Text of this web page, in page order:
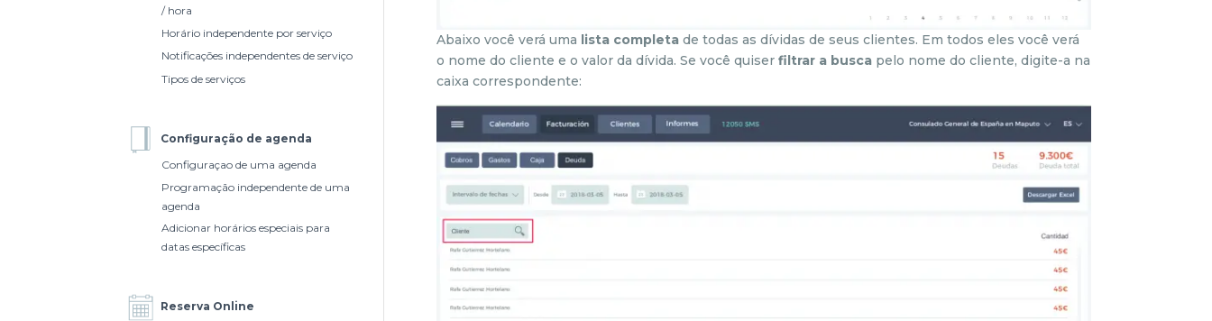
Abaixo você verá uma lista completade todas as dívidas de seus clientes. Em todos eles você verá
o nome do cliente e o valor da dívida. Se você quiser filtrar a buscapelo nome do cliente, digite-a na
caixa correspondente:
/ hora
Horário independente por serviço
Notificações independentes de serviço
Tipos de serviços
Configuração de agenda
Configuraçao de uma agenda
Programação independente de uma
agenda
Adicionar horários especiais para
datas específicas
Reserva Online